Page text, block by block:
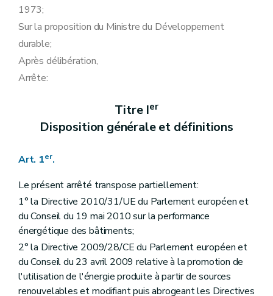
Sous-section 1
Composition du dossier de demande
Art. 67
Formation par des centres agréés
Dispositions générales
Art. 70
Sous-section 1re
Conditions d'agrément
Art. 74
Sous-section 2
Procédure d'agrément
Art. 75
Art. 76
Art. 77
Chapitre IV
Système de contrôle indépendant et mesures de surveillance administrative
Art. 78
Art. 79
Art.79/1
1973;
Sur la proposition du Ministre du Développement
durable;
Après délibération,
Arrête:
Titre Ier
Disposition générale et définitions
Art. 1er.
Le présent arrêté transpose partiellement:
1° la Directive 2010/31/UE du Parlement européen et
du Conseil du 19 mai 2010 sur la performance
énergétique des bâtiments;
2° la Directive 2009/28/CE du Parlement européen et
du Conseil du 23 avril 2009 relative à la promotion de
l'utilisation de l'énergie produite à partir de sources
renouvelables et modifiant puis abrogeant les Directives